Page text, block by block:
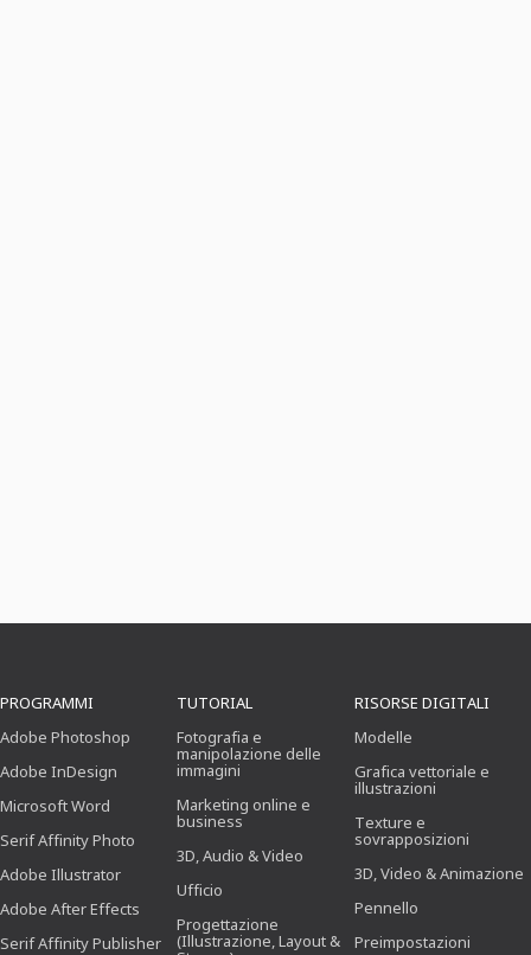
PROGRAMMI
Adobe Photoshop
Adobe InDesign
Microsoft Word
Serif Affinity Photo
Adobe Illustrator
Adobe After Effects
Serif Affinity Publisher
TUTORIAL
Fotografia e
manipolazione delle
immagini
Marketing online e
business
3D, Audio & Video
Ufficio
Progettazione
(Illustrazione, Layout &
RISORSE DIGITALI
Modelle
Grafica vettoriale e
illustrazioni
Texture e
sovrapposizioni
3D, Video & Animazione
Pennello
Preimpostazioni